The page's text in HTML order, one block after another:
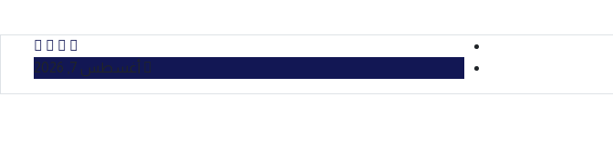
أغسطس 7, 2026